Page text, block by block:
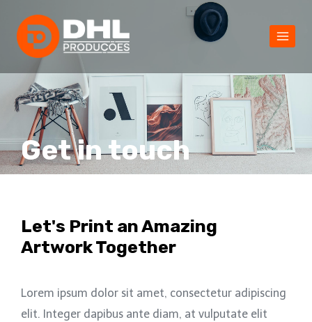
Get in touch
Let's Print an Amazing
Artwork Together
Lorem ipsum dolor sit amet, consectetur adipiscing
elit. Integer dapibus ante diam, at vulputate elit